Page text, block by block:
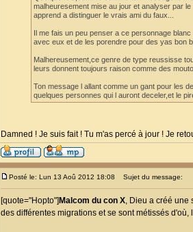
malheuresement mise au jour et analyser par
apprend a distinguer le vrais ami du faux...
Il me fais un peu penser a ce personnage
avec eux et de les porendre pour des yas bon
Malhereusement,ce genre de type reussisse
leurs donnent toujours raison comme des
Ton message l allant comme un gant pour les
quelques personnes qui l auront deceler,et le
Damned ! Je suis fait ! Tu m'as percé à jour ! Je
Posté le: Lun 13 Aoû 2012 18:08 Sujet du message:
[quote="Hopto"] Malcom du con X, Dieu a créé une
des différentes migrations et se sont métissés